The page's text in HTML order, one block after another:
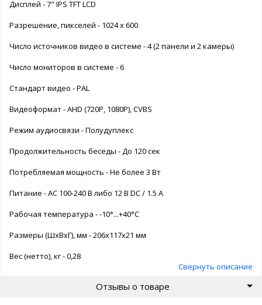
Дисплей - 7" IPS TFT LCD
Разрешение, пикселей - 1024 x 600
Число источников видео в системе - 4 (2 панели и 2 камеры)
Число мониторов в системе - 6
Стандарт видео - PAL
Видеоформат - AHD (720P, 1080P), CVBS
Режим аудиосвязи - Полудуплекс
Продолжительность беседы - До 120 сек
Потребляемая мощность - Не более 3 Вт
Питание - АС 100-240 В либо 12 В DC / 1.5 А
Рабочая температура - -10°...+40°С
Размеры (ШхВхГ), мм - 206x117x21 мм
Вес (нетто), кг - 0,28
Свернуть описание
Отзывы о товаре